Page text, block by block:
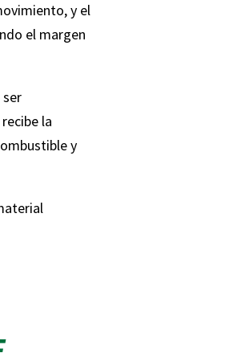
y el
el margen
la
y